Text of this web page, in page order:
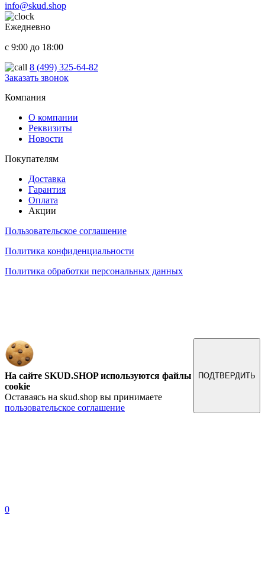
info@skud.shop
Ежедневно
с 9:00 до 18:00
8 (499) 325-64-82
Заказать звонок
Компания
О компании
Реквизиты
Новости
Покупателям
Доставка
Гарантия
Оплата
Акции
Пользовательское соглашение
Политика конфиденциальности
Политика обработки персональных данных
На сайте SKUD.SHOP используются файлы
cookie
Оставаясь на skud.shop вы принимаете
пользовательское соглашение
ПОДТВЕРДИТЬ
0